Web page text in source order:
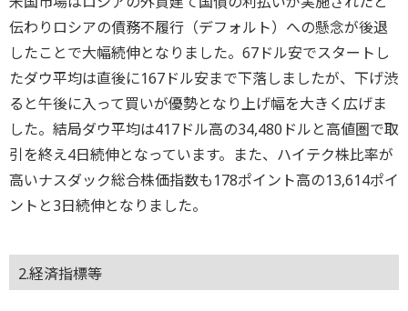
伝わりロシアの債務不履行（デフォルト）への懸念が後退
したことで大幅続伸となりました。67ドル安でスタートし
たダウ平均は直後に167ドル安まで下落しましたが、下げ渋
ると午後に入って買いが優勢となり上げ幅を大きく広げま
した。結局ダウ平均は417ドル高の34,480ドルと高値圏で取
引を終え4日続伸となっています。また、ハイテク株比率が
高いナスダック総合株価指数も178ポイント高の13,614ポイ
ントと3日続伸となりました。
2.経済指標等